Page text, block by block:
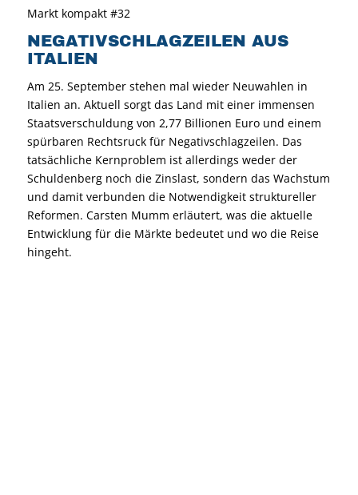
Markt kompakt #32
NEGATIVSCHLAGZEILEN AUS
ITALIEN
Am 25. September stehen mal wieder Neuwahlen in
Italien an. Aktuell sorgt das Land mit einer immensen
Staatsverschuldung von 2,77 Billionen Euro und einem
spürbaren Rechtsruck für Negativschlagzeilen. Das
tatsächliche Kernproblem ist allerdings weder der
Schuldenberg noch die Zinslast, sondern das Wachstum
und damit verbunden die Notwendigkeit struktureller
Reformen. Carsten Mumm erläutert, was die aktuelle
Entwicklung für die Märkte bedeutet und wo die Reise
hingeht.